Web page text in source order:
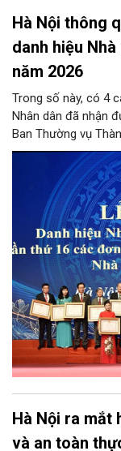
Hà Nội thông
danh hiệu
năm 2026
Trong số này, có 4
Nhân dân đã nhận
Ban Thường vụ
tặng danh hiệu Nhà
đồng ý của các
Hà Nội ra mắt
và an toàn